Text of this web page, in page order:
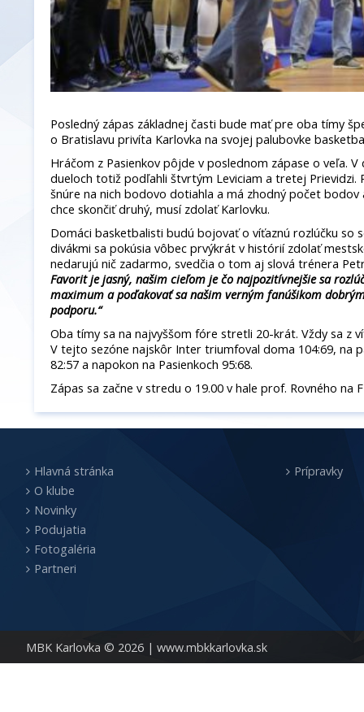
Posledný zápas základnej časti bude mať pre oba tímy
o Bratislavu privíta Karlovka na svojej palubovke
Hráčom z Pasienkov pôjde v poslednom zápase o veľa.
dueloch totiž podľahli štvrtým Leviciam a tretej Prievidzi.
šnúre na nich bodovo dotiahla a má zhodný počet
chce skončiť druhý, musí zdolať Karlovku.
Domáci basketbalisti budú bojovať o víťaznú rozlúčku so
divákmi sa pokúsia vôbec prvýkrát v histórií zdolať
nedarujú nič zadarmo, svedčia o tom aj slová trénera
Favorit je jasný, našim cieľom je čo najpozitívnejšie sa
maximum a poďakovať sa našim verným fanúšikom
podporu.“
Oba tímy sa na najvyššom fóre stretli 20-krát. Vždy sa z
V tejto sezóne najskôr Inter triumfoval doma 104:69, na
82:57 a napokon na Pasienkoch 95:68.
Zápas sa začne v stredu o 19.00 v hale prof. Rovného na
MBK Karlovka © 2026 | www.mbkkarlovka.sk
Hlavná stránka
O klube
Novinky
Podujatia
Fotogaléria
Partneri
Prípravky